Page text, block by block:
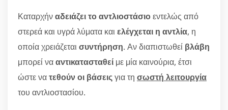
Καταρχήναδειάζει το αντλιοστάσιοεντελώς από
στερεά και υγρά λύματα και ελέγχεται η αντλία, η
οποία χρειάζεται συντήρηση. Αν διαπιστωθεί βλάβη
μπορεί νααντικατασταθεί με μία καινούρια, έτσι
ώστε νατεθούν οι βάσειςγια τη σωστή λειτουργία
του αντλιοστασίου.